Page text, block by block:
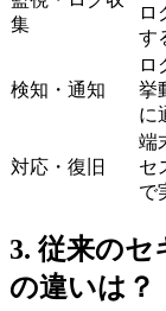
集
ロ
す
検知・通知
ロ
挙
に
対応・復旧
端
セ
で
3. 従来のセ
の違いは？